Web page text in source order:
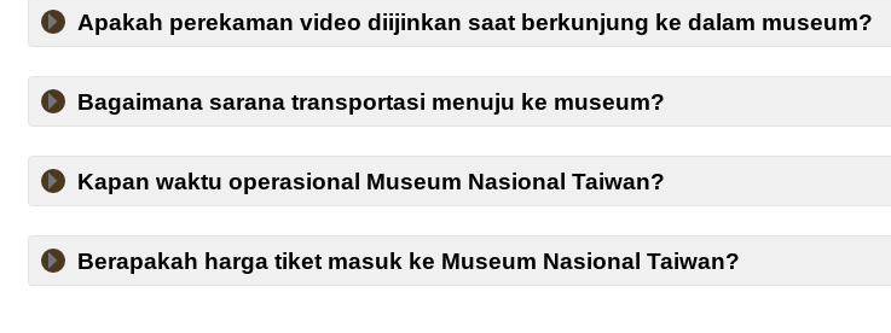
Apakah perekaman video diijinkan saat berkunjung ke dalam museum?
Bagaimana sarana transportasi menuju ke museum?
Kapan waktu operasional Museum Nasional Taiwan?
Berapakah harga tiket masuk ke Museum Nasional Taiwan?